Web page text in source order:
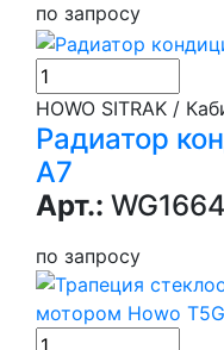
по запросу
HOWO SITRAK /
Радиатор
A7
Арт.:
по запросу